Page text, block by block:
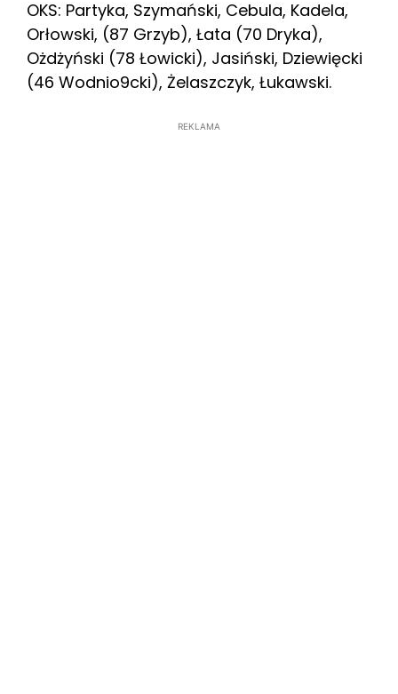
OKS: Partyka, Szymański, Cebula, Kadela,
Orłowski, (87 Grzyb), Łata (70 Dryka),
Ożdżyński (78 Łowicki), Jasiński, Dziewięcki
(46 Wodnio9cki), Żelaszczyk, Łukawski.
REKLAMA